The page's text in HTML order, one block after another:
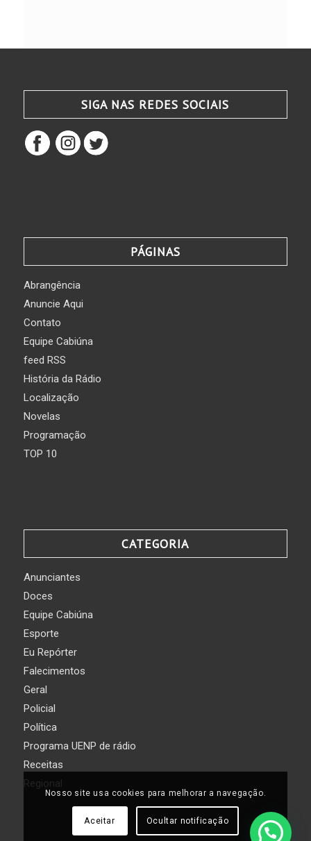
SIGA NAS REDES SOCIAIS
PÁGINAS
Abrangência
Anuncie Aqui
Contato
Equipe Cabiúna
feed RSS
História da Rádio
Localização
Novelas
Programação
TOP 10
CATEGORIA
Anunciantes
Doces
Equipe Cabiúna
Esporte
Eu Repórter
Falecimentos
Geral
Policial
Política
Programa UENP de rádio
Receitas
Regional
Nosso site usa cookies para melhorar a navegação.
Aceitar Ocultar notificação